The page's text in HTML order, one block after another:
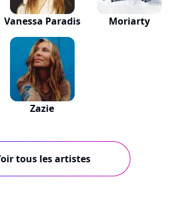
Vanessa Paradis Moriarty
Zazie
tous les artistes